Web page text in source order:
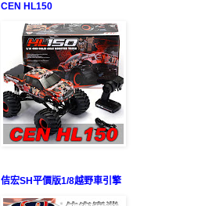
CEN HL150
佶宏SH平價版1/8越野車引擎